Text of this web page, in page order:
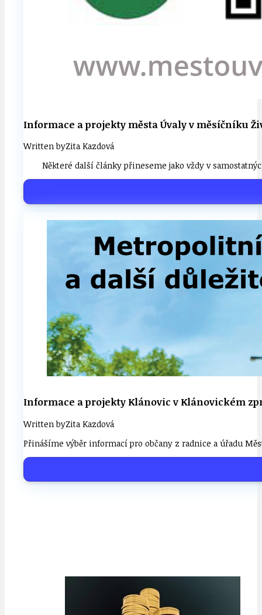
Informace a projekty města Úvaly v měsíčníku
Written byZita Kazdová
Některé další články přineseme jako vždy v
Informace a projekty Klánovic v Klánovickém
Written byZita Kazdová
Přinášíme výběr informací pro občany z radnice a úřadu